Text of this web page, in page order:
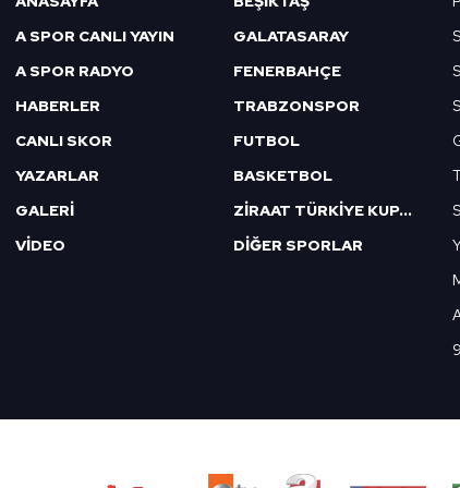
A SPOR CANLI YAYIN
A SPOR RADYO
HABERLER
CANLI SKOR
YAZARLAR
GALERİ
VİDEO
GALATASARAY
FENERBAHÇE
TRABZONSPOR
FUTBOL
BASKETBOL
ZİRAAT TÜRKİYE KUPASI
DİĞER SPORLAR